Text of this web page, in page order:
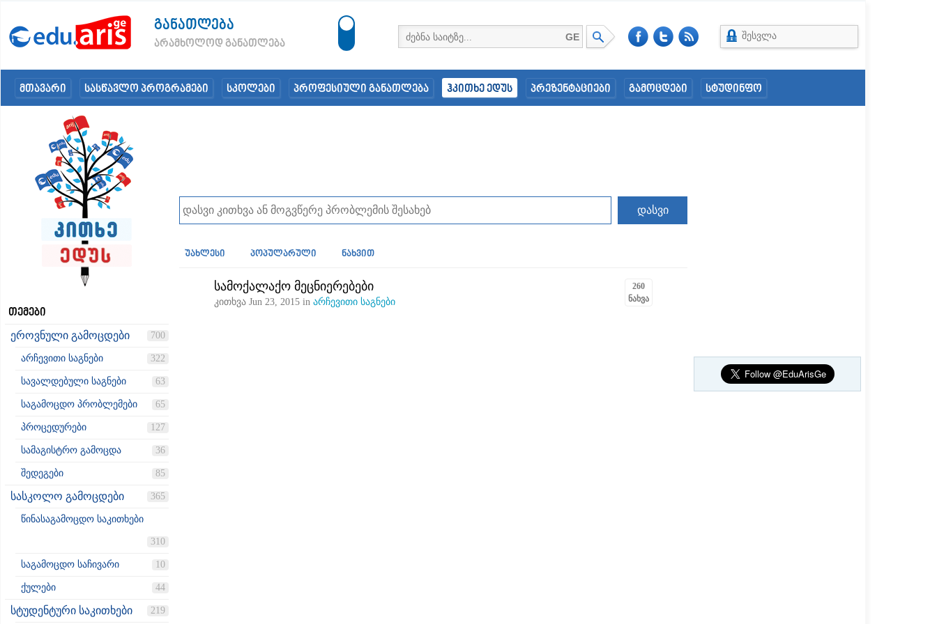
განათლება
არამხოლოდ განათლება
GE შესვლა
მთავარი სასწავლო პროგრამები სკოლები პროფესიული განათლება ჰკითხე ედუს პრეზენტაციები გამოცდები სტუდინფო
თემები
ეროვნული გამოცდები 700
არჩევითი საგნები 322
სავალდებული საგნები 63
საგამოცდო პრობლემები 65
პროცედურები 127
სამაგისტრო გამოცდა 36
შედეგები 85
სასკოლო გამოცდები 365
წინასაგამოცდო საკითხები
310
საგამოცდო საჩივარი 10
ქულები 44
სტუდენტური საკითხები 219
უახლესი პოპულარული ნახვით
260
ნახვა
სამოქალაქო მეცნიერებები
კითხვა Jun 23, 2015 in არჩევითი საგნები